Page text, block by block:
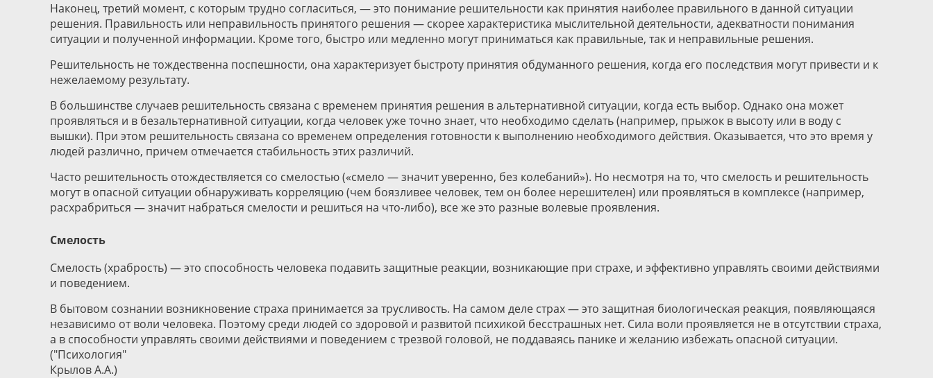
Наконец, третий момент, с которым трудно согласиться, — это понимание решительности как принятия наиболее правильного в данной ситуации
решения. Правильность или неправильность принятого решения — скорее характеристика мыслительной деятельности, адекватности понимания
ситуации и полученной информации. Кроме того, быстро или медленно могут приниматься как правильные, так и неправильные решения.
Решительность не тождественна поспешности, она характеризует быстроту принятия обдуманного решения, когда его последствия могут привести и к
нежелаемому результату.
В большинстве случаев решительность связана с временем принятия решения в альтернативной ситуации, когда есть выбор. Однако она может
проявляться и в безальтернативной ситуации, когда человек уже точно знает, что необходимо сделать (например, прыжок в высоту или в воду с
вышки). При этом решительность связана со временем определения готовности к выполнению необходимого действия. Оказывается, что это время у
людей различно, причем отмечается стабильность этих различий.
Часто решительность отождествляется со смелостью («смело — значит уверенно, без колебаний»). Но несмотря на то, что смелость и решительность
могут в опасной ситуации обнаруживать корреляцию (чем боязливее человек, тем он более нерешителен) или проявляться в комплексе (например,
расхрабриться — значит набраться смелости и решиться на что-либо), все же это разные волевые проявления.
Смелость
Смелость (храбрость) — это способность человека подавить защитные реакции, возникающие при страхе, и эффективно управлять своими действиями
и поведением.
В бытовом сознании возникновение страха принимается за трусливость. На самом деле страх — это защитная биологическая реакция, появляющаяся
независимо от воли человека. Поэтому среди людей со здоровой и развитой психикой бесстрашных нет. Сила воли проявляется не в отсутствии страха,
а в способности управлять своими действиями и поведением с трезвой головой, не поддаваясь панике и желанию избежать опасной ситуации.
("Психология"
Крылов А.А.)